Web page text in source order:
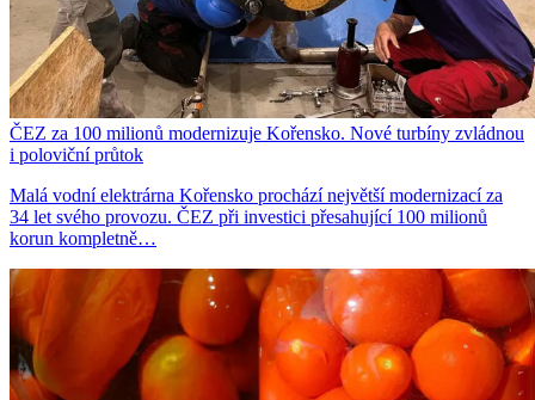
ČEZ za 100 milionů modernizuje Kořensko. Nové turbíny zvládnou
i poloviční průtok
Malá vodní elektrárna Kořensko prochází největší modernizací za
34 let svého provozu. ČEZ při investici přesahující 100 milionů
korun kompletně…